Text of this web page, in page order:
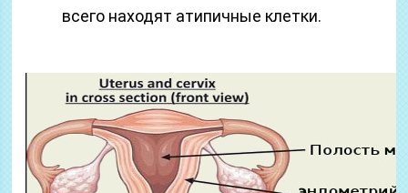
всего находят атипичные клетки.